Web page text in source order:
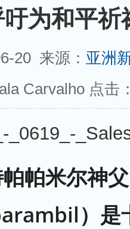
吁为和平祈
20 来源： 亚洲
Carvalho 点击
帕米尔神
）是